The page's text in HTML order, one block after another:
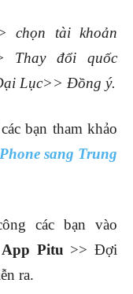
chọn tài khoản
Thay đổi quốc
Lục>> Đồng ý.
bạn tham khảo
sang Trung
các bạn vào
App Pitu >> Đợi
ra.